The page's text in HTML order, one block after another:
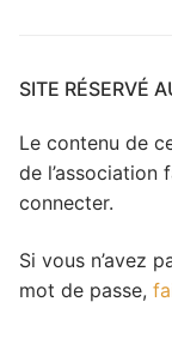
site
SITE RÉSERVÉ
Le contenu de
de l’association
connecter.
Si vous n’avez
mot de passe,